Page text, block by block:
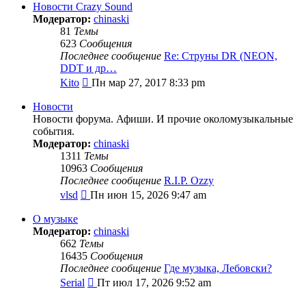
Новости Crazy Sound
Модератор: chinaski
81 Темы
623 Сообщения
Последнее сообщение Re: Струны DR (NEON,
DDT и др…
Kito
Перейти
сообщению
Пн мар 27, 2017 8:33 pm
Новости
Новости форума. Афиши. И прочие околомузыкальные
события.
Модератор: chinaski
1311 Темы
10963 Сообщения
Последнее сообщение R.I.P. Ozzy
vlsd
Перейти
сообщению
Пн июн 15, 2026 9:47 am
О музыке
Модератор: chinaski
662 Темы
16435 Сообщения
Последнее сообщение Где музыка, Лебовски?
Serial
Перейти
Пт июл 17, 2026 9:52 am